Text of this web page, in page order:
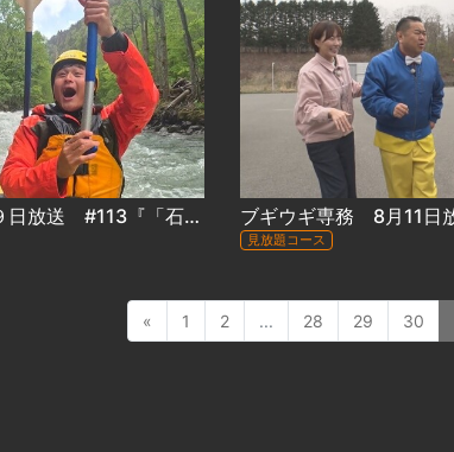
ハレバレティモンディ ８月９日放送 #113『「石狩川完全制覇」前田裕太が初参戦！後編』
見放題コース
« 1 2 ... 28 29 30